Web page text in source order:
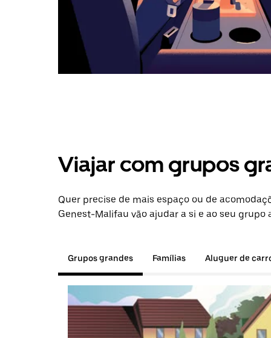
Viajar com grupos
Quer precise de mais espaço ou de
Genest-Malifau vão ajudar a si e ao seu grupo
Grupos grandes Famílias Aluguer de